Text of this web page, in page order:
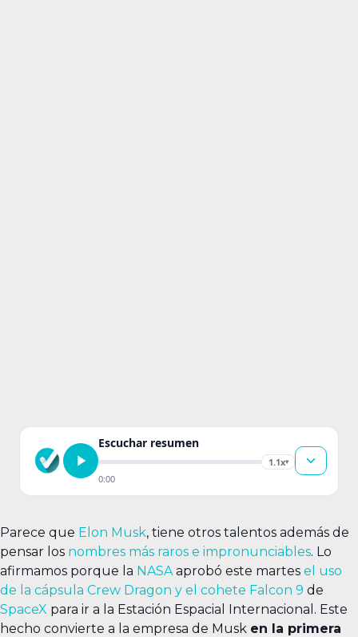
Escuchar resumen
1.1x▾
0:00
Parece que Elon Musk, tiene otros talentos además de
pensar los nombres más raros e impronunciables. Lo
afirmamos porque la NASA aprobó este martes el uso
de la cápsula Crew Dragon y el cohete Falcon 9 de
SpaceX para ir a la Estación Espacial Internacional. Este
hecho convierte a la empresa de Musk en la primera